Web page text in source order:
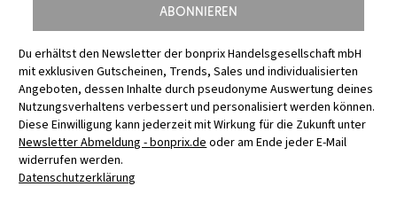
Abonnieren
Du erhältst den Newsletter der bonprix Handelsgesellschaft mbH
mit exklusiven Gutscheinen, Trends, Sales und individualisierten
Angeboten, dessen Inhalte durch pseudonyme Auswertung deines
Nutzungsverhaltens verbessert und personalisiert werden können.
Diese Einwilligung kann jederzeit mit Wirkung für die Zukunft unter
Newsletter Abmeldung - bonprix.deoder am Ende jeder E-Mail
widerrufen werden.
Datenschutzerklärung